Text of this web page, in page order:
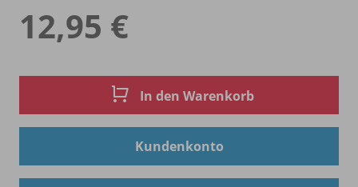
12,95 €
In den Warenkorb
Kundenkonto